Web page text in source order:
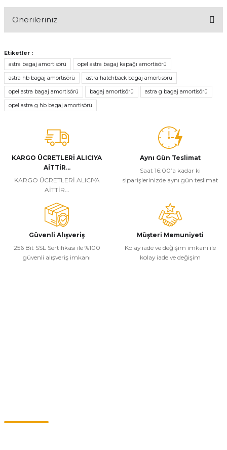
Önerileriniz
konularda yetersiz gördüğünüz noktaları öneri formunu kullanarak
tarafımıza iletebilirsiniz.
Görüş ve önerileriniz için teşekkür ederiz.
Ürün resmi kalitesiz, bozuk veya görüntülenemiyor.
Ürün açıklamasında eksik bilgiler bulunuyor.
Ürün fiyatı diğer sitelerden daha pahalı.
Bu ürüne benzer farklı alternatifler olmalı.
Etiketler :
astra bagaj amortisörü
opel astra bagaj kapağı amortisörü
astra hb bagaj amortisörü astra hatchback bagaj amortisörü
opel astra bagaj amortisörü bagaj amortisörü astra g bagaj amortisörü
opel astra g hb bagaj amortisörü
KARGO ÜCRETLERİ ALICIYA
AİTTİR...
KARGO ÜCRETLERİ ALICIYA
AİTTİR...
Aynı Gün Teslimat
Saat 16:00’a kadar ki
siparişlerinizde aynı gün teslimat
Güvenli Alışveriş
256 Bit SSL Sertifikası ile %100
güvenli alışveriş imkanı
Müşteri Memuniyeti
Kolay iade ve değişim imkanı ile
kolay iade ve değişim